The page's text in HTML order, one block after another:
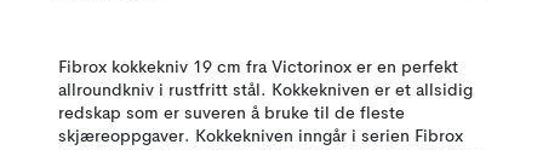
Fibrox kokkekniv 19 cm fra Victorinox er en perfekt
allroundkniv i rustfritt stål. Kokkekniven er et allsidig
redskap som er suveren å bruke til de fleste
skjæreoppgaver. Kokkekniven inngår i serien Fibrox